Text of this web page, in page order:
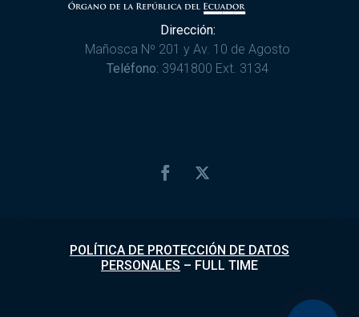
Dirección:
Mañosca Nº 201 y Av. 10 de Agosto
Teléfono: 3941800 Ext. 3134
POLÍTICA DE PROTECCIÓN DE DATOS
PERSONALES – FULL TIME